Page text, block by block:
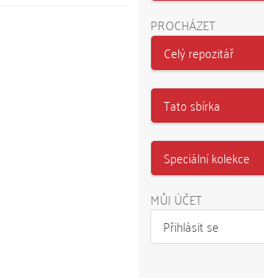
PROCHÁZET
Celý repozitář
Tato sbírka
Speciální kolekce
MŮJ ÚČET
Přihlásit se